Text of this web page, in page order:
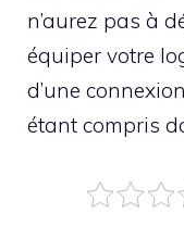
n’aurez pas à
équiper votre
d’une
étant compris